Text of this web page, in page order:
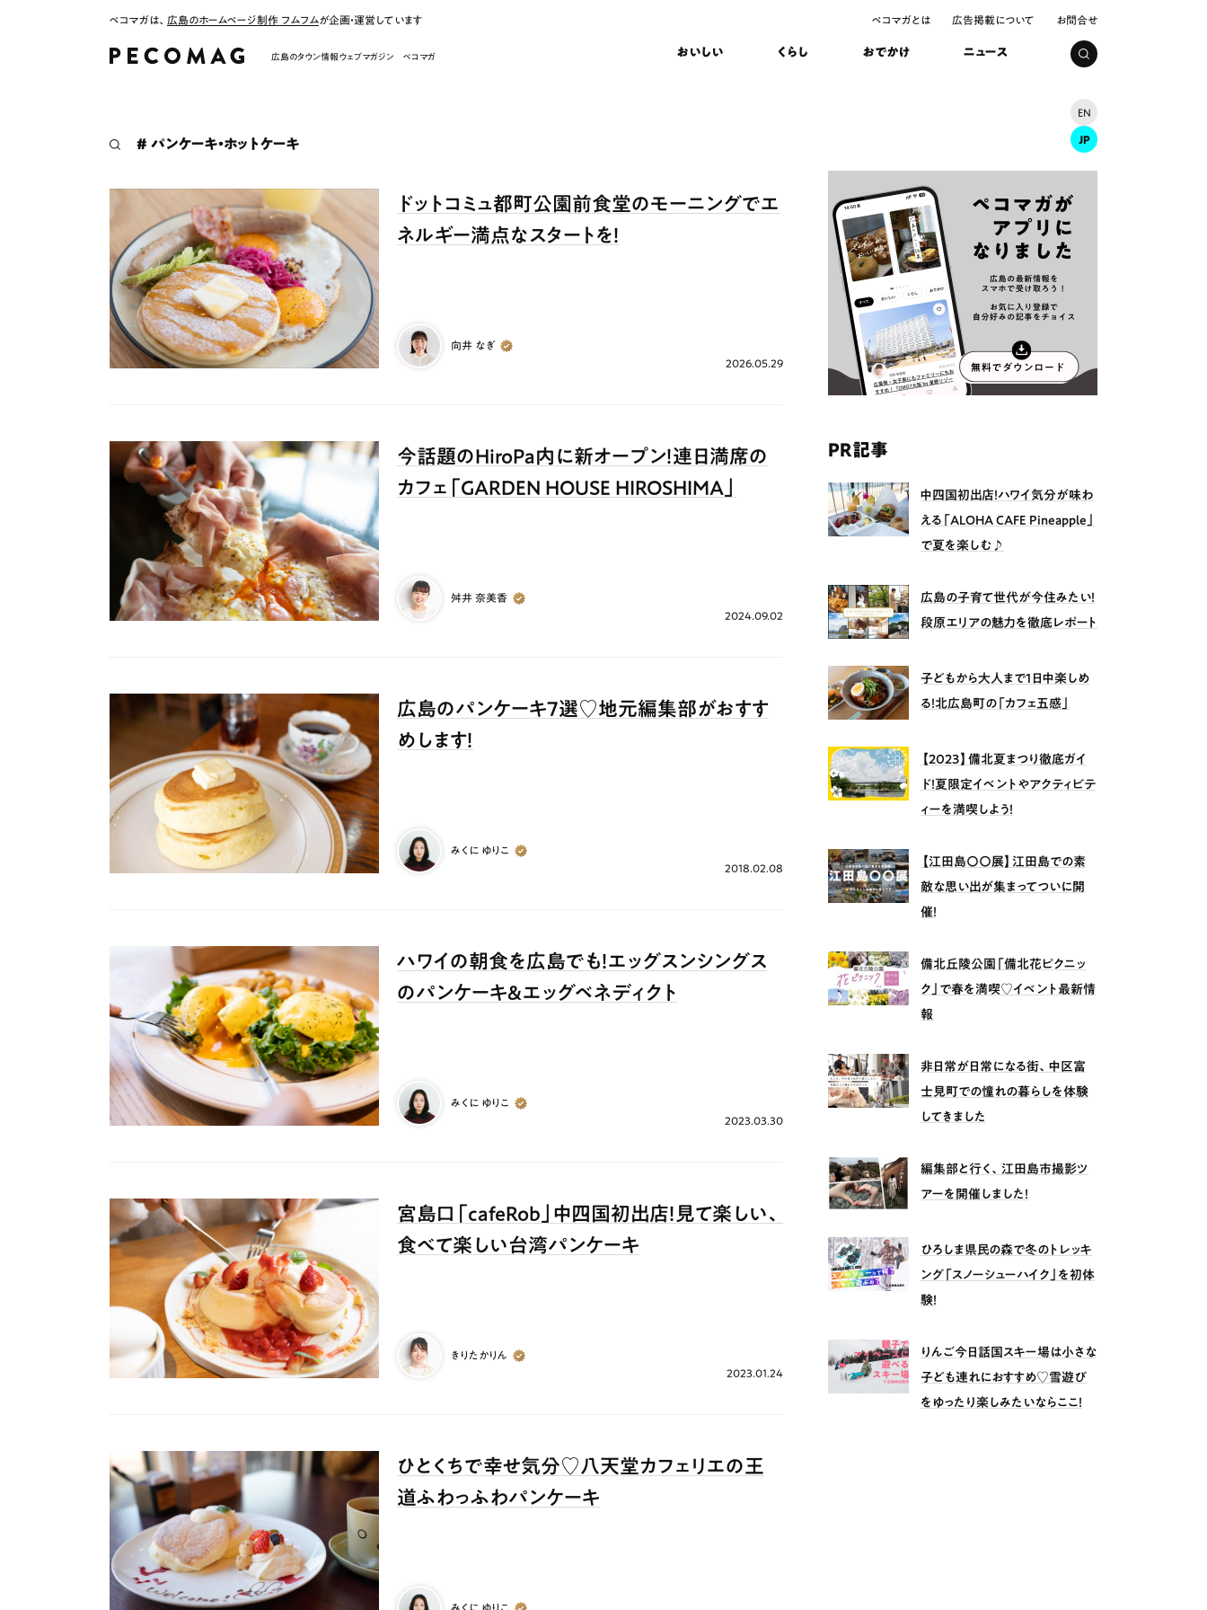
ペコマガは、 広島のホームページ制作 フムフムが企画・運営しています ペコマガとは 広告掲載について お問合せ
広島のタウン情報ウェブマガジン ペコマガ おいしい くらし おでかけ ニュース
EN
JP
# カフェ
# テイクアウト
# パンケーキ・ホットケーキ
ドットコミュ都町公園前食堂のモーニングでエ
ネルギー満点なスタートを！
向井 なぎ
2026.05.29
今話題のHiroPa内に新オープン！連日満席の
カフェ「GARDEN HOUSE HIROSHIMA」
舛井 奈美香
2024.09.02
広島のパンケーキ7選♡地元編集部がおすす
めします！
みくに ゆりこ
2018.02.08
ハワイの朝食を広島でも！エッグスンシングス
のパンケーキ＆エッグベネディクト
みくに ゆりこ
2023.03.30
宮島口「cafeRob」中四国初出店！見て楽しい、
食べて楽しい台湾パンケーキ
きりたかりん
2023.01.24
ひとくちで幸せ気分♡八天堂カフェリエの王
道ふわっふわパンケーキ
みくに ゆりこ
PR記事
中四国初出店！ハワイ気分が味わ
える「ALOHA CAFE Pineapple」
で夏を楽しむ♪
広島の子育て世代が今住みたい！
段原エリアの魅力を徹底レポート
子どもから大人まで1日中楽しめ
る！北広島町の「カフェ五感」
【2023】備北夏まつり徹底ガイ
ド！夏限定イベントやアクティビテ
ィーを満喫しよう！
【江田島〇〇展】江田島での素
敵な思い出が集まってついに開
催！
備北丘陵公園「備北花ピクニッ
ク」で春を満喫♡イベント最新情
報
非日常が日常になる街、中区富
士見町での憧れの暮らしを体験
してきました
編集部と行く、江田島市撮影ツ
アーを開催しました！
ひろしま県民の森で冬のトレッキ
ング「スノーシューハイク」を初体
験！
りんご今日話国スキー場は小さな
子ども連れにおすすめ♡雪遊び
をゆったり楽しみたいならここ！